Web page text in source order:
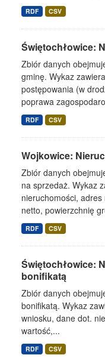
RDF CSV
Świętochłowice:
Zbiór danych
gminę. Wykaz
postępowania (w
poprawa
RDF CSV
Wojkowice:
Zbiór danych
na sprzedaż. Wykaz
nieruchomości, adres
netto, powierzchnię
RDF CSV
Świętochłowice:
bonifikatą
Zbiór danych
bonifikatą. Wykaz
wniosku, dane dot.
wartość,...
RDF CSV